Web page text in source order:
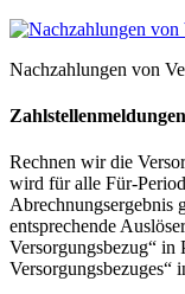
Nachzahlungen von
Zahlstellenmeldungen
Rechnen wir die
wird für alle Für-
Abrechnungsergebnis
entsprechende
Versorgungsbezug“ in
Versorgungsbezuges“